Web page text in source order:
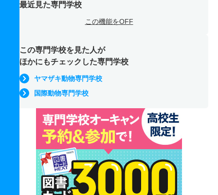
最近見た専門学校
この機能をOFF
この専門学校を見た人が
ほかにもチェックした専門学校
ヤマザキ動物専門学校
国際動物専門学校